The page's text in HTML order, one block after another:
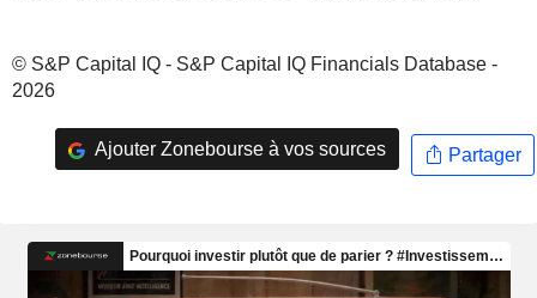
© S&P Capital IQ - S&P Capital IQ Financials Database -
2026
Ajouter Zonebourse à vos sources Partager